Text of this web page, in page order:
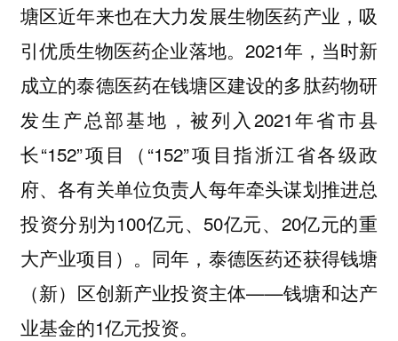
塘区近年来也在大力发展生物医药产业，吸
引优质生物医药企业落地。 2021年，当时新
成立的泰德医药在钱塘区建设的多肽药物研
发生产总部基地，被列入2021年省市县
长“152”项目（“152”项目指浙江省各级政
府、各有关单位负责人每年牵头谋划推进总
投资分别为100亿元、50亿元、20亿元的重
大产业项目）。同年，泰德医药还获得钱塘
（新）区创新产业投资主体——钱塘和达产
业基金的1亿元投资。